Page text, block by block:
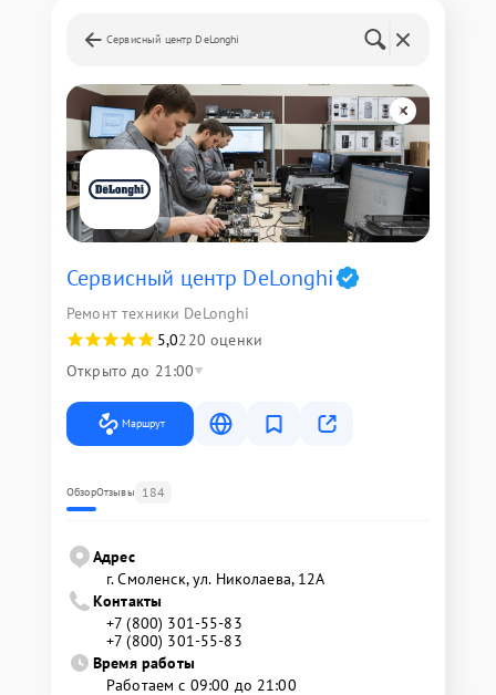
Сервисный центр DeLonghi
Сервисный центр DeLonghi
Ремонт техники DeLonghi
5,0220 оценки
Открыто до 21:00
Маршрут
ОбзорОтзывы 184
Адрес
г. Смоленск, ул. Николаева, 12А
Контакты
+7 (800) 301-55-83
+7 (800) 301-55-83
Время работы
Работаем с 09:00 до 21:00